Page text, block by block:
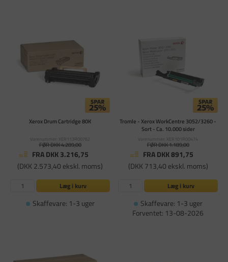
Xerox Drum Cartridge 80K
Varenummer: XER113R00762
FØR DKK 4.289,00
FRA DKK 3.216,75
(DKK 2.573,40 ekskl. moms)
Læg i kurv
Skaffevare: 1-3 uger
Tromle - Xerox WorkCentre 3052/3260 -
Sort - Ca. 10.000 sider
Varenummer: XER101R00474
FØR DKK 1.189,00
FRA DKK 891,75
(DKK 713,40 ekskl. moms)
Læg i kurv
Skaffevare: 1-3 uger
Forventet: 13-08-2026